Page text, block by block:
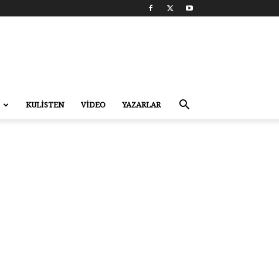
KULİSTEN VİDEO YAZARLAR